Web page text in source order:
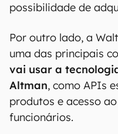
possibilidade de
Por outro lado, a
uma das principais
vai usar a
Altman, como APIs
produtos e acesso
funcionários.